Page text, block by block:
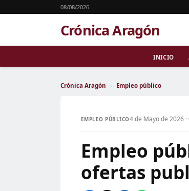
08/08/2026
Crónica Aragón
INICIO
Crónica Aragón › Empleo público
EMPLEO PÚBLICO4 de Mayo de 2026
Empleo
ofertas